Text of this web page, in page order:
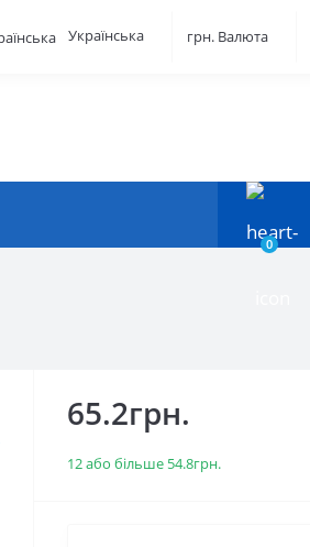
Українська грн. Валюта
0
65.2грн.
12 або більше 54.8грн.